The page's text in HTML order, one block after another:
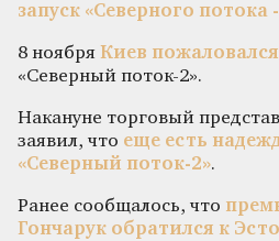
запуск «Северного потока
8 ноября Киев
«Северный поток-2».
Накануне торговый
заявил, что еще есть
«Северный поток-2».
Ранее сообщалось, что
Гончарук обратился к